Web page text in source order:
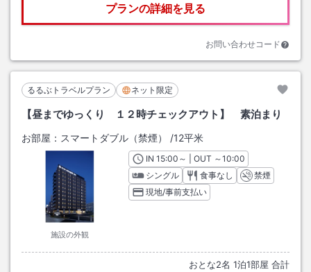
プランの詳細を見る
お問い合わせコード
るるぶトラベルプラン ネット限定
【昼までゆっくり １２時チェックアウト】 素泊まり
お部屋： スマートダブル（禁煙） /12平米
施設の外観
INチェックイン
15:00 ～ | OUT チェックアウト
～10:00
シングル
食事なし
禁煙
現地/事前支払い
おとな2名 1泊1部屋 合計